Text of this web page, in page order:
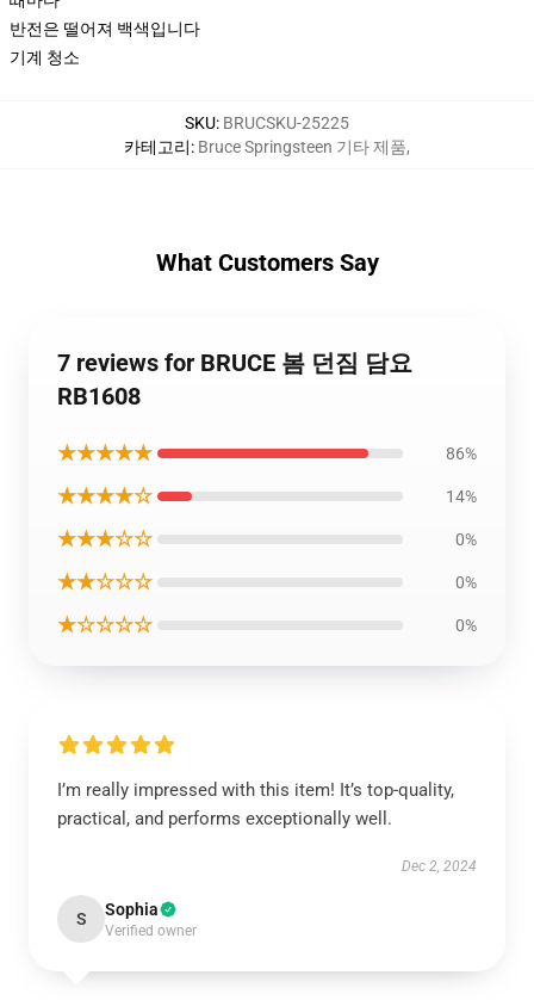
반전은 떨어져 백색입니다
기계 청소
SKU: BRUCSKU-25225
카테고리: Bruce Springsteen 기타 제품,
What Customers Say
7 reviews for BRUCE 봄 던짐 담요
RB1608
★★★★★ 86%
★★★★☆ 14%
★★★☆☆ 0%
★★☆☆☆ 0%
★☆☆☆☆ 0%
I’m really impressed with this item! It’s top-quality,
practical, and performs exceptionally well.
Dec 2, 2024
S Sophia
Verified owner